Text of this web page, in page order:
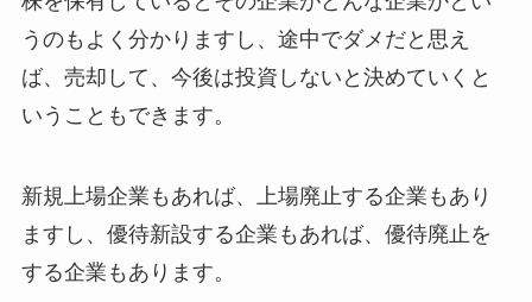
うのもよく分かりますし、途中でダメだと思え
ば、売却して、今後は投資しないと決めていくと
いうこともできます。
新規上場企業もあれば、上場廃止する企業もあり
ますし、優待新設する企業もあれば、優待廃止を
する企業もあります。